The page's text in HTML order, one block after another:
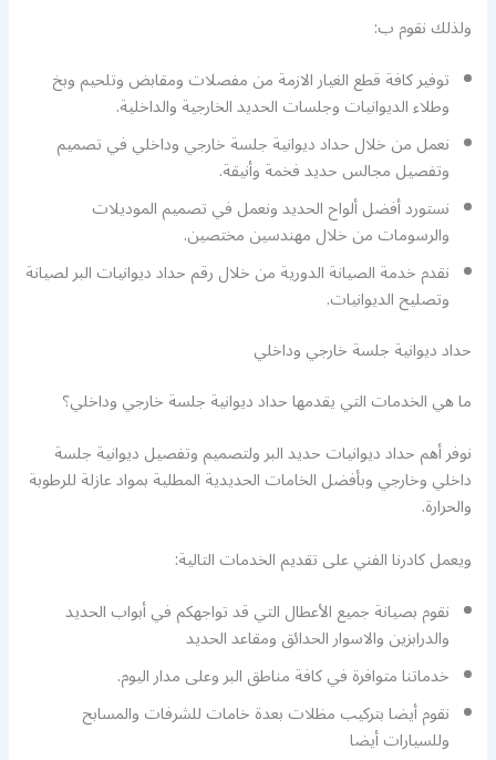
ولذلك نقوم ب:
توفير كافة قطع الغيار الازمة من مفصلات ومقابض وتلحيم وبخ
وطلاء الديوانيات وجلسات الحديد الخارجية والداخلية.
نعمل من خلال حداد ديوانية جلسة خارجي وداخلي في تصميم
وتفصيل مجالس حديد فخمة وأنيقة.
نستورد أفضل ألواح الحديد ونعمل في تصميم الموديلات
والرسومات من خلال مهندسين مختصين.
نقدم خدمة الصيانة الدورية من خلال رقم حداد ديوانيات البر لصيانة
وتصليح الديوانيات.
حداد ديوانية جلسة خارجي وداخلي
ما هي الخدمات التي يقدمها حداد ديوانية جلسة خارجي وداخلي؟
نوفر أهم حداد ديوانيات حديد البر ولتصميم وتفصيل ديوانية جلسة
داخلي وخارجي وبأفضل الخامات الحديدية المطلية بمواد عازلة للرطوبة
والحرارة.
ويعمل كادرنا الفني على تقديم الخدمات التالية:
نقوم بصيانة جميع الأعطال التي قد تواجهكم في أبواب الحديد
والدرابزين والاسوار الحدائق ومقاعد الحديد
خدماتنا متوافرة في كافة مناطق البر وعلى مدار اليوم.
نقوم أيضا بتركيب مظلات بعدة خامات للشرفات والمسابح
وللسيارات أيضا